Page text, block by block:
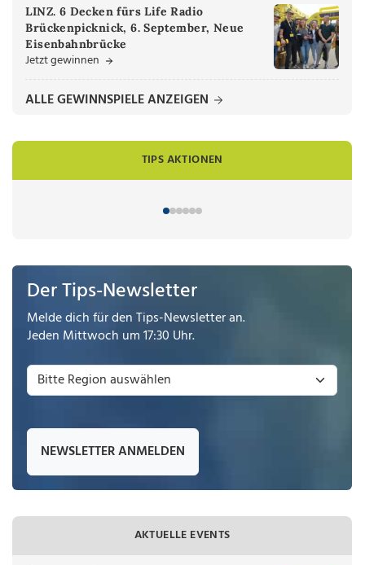
LINZ. 6 Decken fürs Life Radio
Brückenpicknick, 6. September, Neue
Eisenbahnbrücke
Jetzt gewinnen
ALLE GEWINNSPIELE ANZEIGEN
TIPS AKTIONEN
Der Tips-Newsletter
Melde dich für den Tips-Newsletter an.
Jeden Mittwoch um 17:30 Uhr.
NEWSLETTER ANMELDEN
AKTUELLE EVENTS